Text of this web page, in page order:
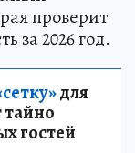
проверит
за 2026 год.
для
тайно
гостей